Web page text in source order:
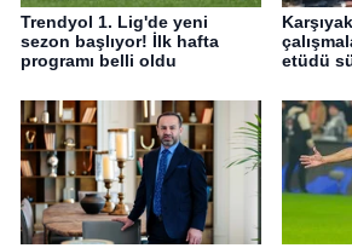
Trendyol 1. Lig'de yeni
sezon başlıyor! İlk hafta
programı belli oldu
etüdü